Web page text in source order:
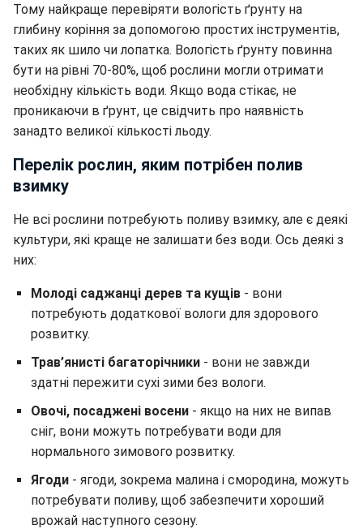
Тому найкраще перевіряти вологість ґрунту на
глибину коріння за допомогою простих інструментів,
таких як шило чи лопатка. Вологість ґрунту повинна
бути на рівні 70-80%, щоб рослини могли отримати
необхідну кількість води. Якщо вода стікає, не
проникаючи в ґрунт, це свідчить про наявність
занадто великої кількості льоду.
Перелік рослин, яким потрібен полив
взимку
Не всі рослини потребують поливу взимку, але є деякі
культури, які краще не залишати без води. Ось деякі з
них:
Молоді саджанці дерев та кущів - вони
потребують додаткової вологи для здорового
розвитку.
Трав’янисті багаторічники - вони не завжди
здатні пережити сухі зими без вологи.
Овочі, посаджені восени - якщо на них не випав
сніг, вони можуть потребувати води для
нормального зимового розвитку.
Ягоди - ягоди, зокрема малина і смородина, можуть
потребувати поливу, щоб забезпечити хороший
врожай наступного сезону.